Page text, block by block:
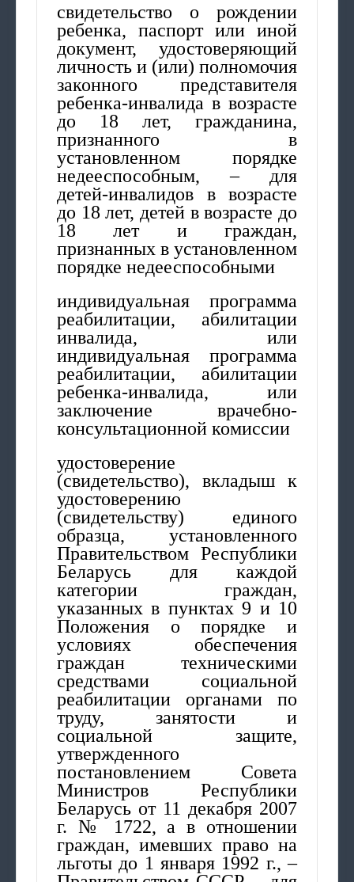
свидетельство о рождении
ребенка, паспорт или иной
документ, удостоверяющий
личность и (или) полномочия
законного представителя
ребенка-инвалида в возрасте
до 18 лет, гражданина,
признанного в
установленном порядке
недееспособным, – для
детей-инвалидов в возрасте
до 18 лет, детей в возрасте до
18 лет и граждан,
признанных в установленном
порядке недееспособными
индивидуальная программа
реабилитации, абилитации
инвалида, или
индивидуальная программа
реабилитации, абилитации
ребенка-инвалида, или
заключение врачебно-
консультационной комиссии
удостоверение
(свидетельство), вкладыш к
удостоверению
(свидетельству) единого
образца, установленного
Правительством Республики
Беларусь для каждой
категории граждан,
указанных в пунктах 9 и 10
Положения о порядке и
условиях обеспечения
граждан техническими
средствами социальной
реабилитации органами по
труду, занятости и
социальной защите,
утвержденного
постановлением Совета
Министров Республики
Беларусь от 11 декабря 2007
г. № 1722, а в отношении
граждан, имевших право на
льготы до 1 января 1992 г., –